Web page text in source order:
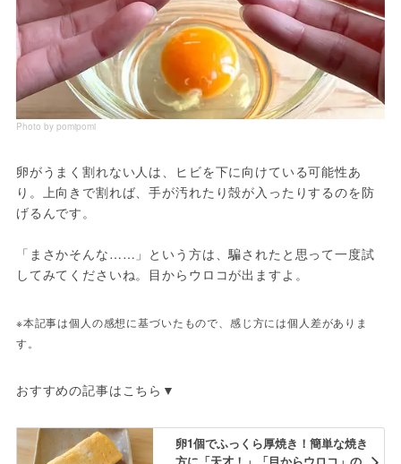
Photo by pomipomi
卵がうまく割れない人は、ヒビを下に向けている可能性あ
り。上向きで割れば、手が汚れたり殻が入ったりするのを防
げるんです。
「まさかそんな……」という方は、騙されたと思って一度試
してみてくださいね。目からウロコが出ますよ。
※本記事は個人の感想に基づいたもので、感じ方には個人差がありま
す。
おすすめの記事はこちら▼
卵1個でふっくら厚焼き！簡単な焼き